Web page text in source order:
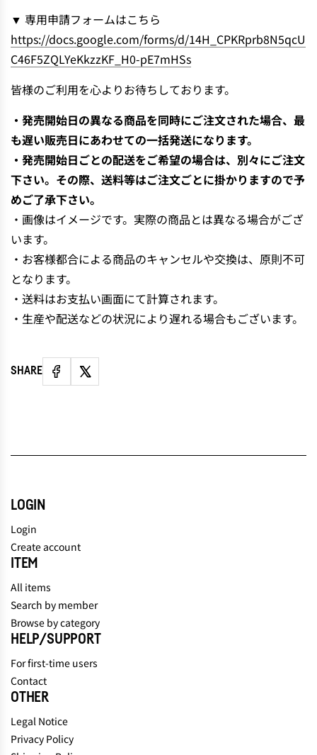
▼ 専用申請フォームはこちら
https://docs.google.com/forms/d/14H_CPKRprb8N5qcU
C46F5ZQLYeKkzzKF_H0-pE7mHSs
皆様のご利用を心よりお待ちしております。
・発売開始日の異なる商品を同時にご注文された場合、最
も遅い販売日にあわせての一括発送になります。
・発売開始日ごとの配送をご希望の場合は、別々にご注文
下さい。その際、送料等はご注文ごとに掛かりますので予
めご了承下さい。
・画像はイメージです。実際の商品とは異なる場合がござ
います。
・お客様都合による商品のキャンセルや交換は、原則不可
となります。
・送料はお支払い画面にて計算されます。
・生産や配送などの状況により遅れる場合もございます。
SHARE
LOGIN
Login
Create account
ITEM
All items
Search by member
Browse by category
HELP/SUPPORT
For first-time users
Contact
OTHER
Legal Notice
Privacy Policy